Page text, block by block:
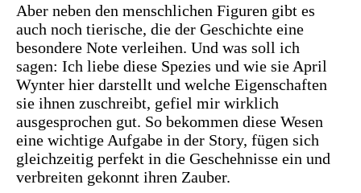
Aber neben den menschlichen Figuren gibt es
auch noch tierische, die der Geschichte eine
besondere Note verleihen. Und was soll ich
sagen: Ich liebe diese Spezies und wie sie April
Wynter hier darstellt und welche Eigenschaften
sie ihnen zuschreibt, gefiel mir wirklich
ausgesprochen gut. So bekommen diese Wesen
eine wichtige Aufgabe in der Story, fügen sich
gleichzeitig perfekt in die Geschehnisse ein und
verbreiten gekonnt ihren Zauber.